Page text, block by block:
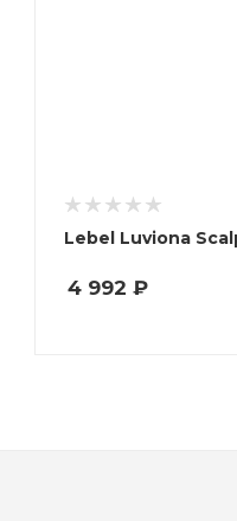
Lebel Luviona
4 992 ₽